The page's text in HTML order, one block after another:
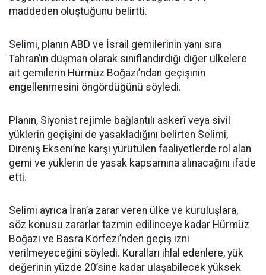
maddeden oluştuğunu belirtti.
Selimi, planın ABD ve İsrail gemilerinin yanı sıra
Tahran’ın düşman olarak sınıflandırdığı diğer ülkelere
ait gemilerin Hürmüz Boğazı’ndan geçişinin
engellenmesini öngördüğünü söyledi.
Planın, Siyonist rejimle bağlantılı askerî veya sivil
yüklerin geçişini de yasakladığını belirten Selimi,
Direniş Ekseni’ne karşı yürütülen faaliyetlerde rol alan
gemi ve yüklerin de yasak kapsamına alınacağını ifade
etti.
Selimi ayrıca İran’a zarar veren ülke ve kuruluşlara,
söz konusu zararlar tazmin edilinceye kadar Hürmüz
Boğazı ve Basra Körfezi’nden geçiş izni
verilmeyeceğini söyledi. Kuralları ihlal edenlere, yük
değerinin yüzde 20’sine kadar ulaşabilecek yüksek